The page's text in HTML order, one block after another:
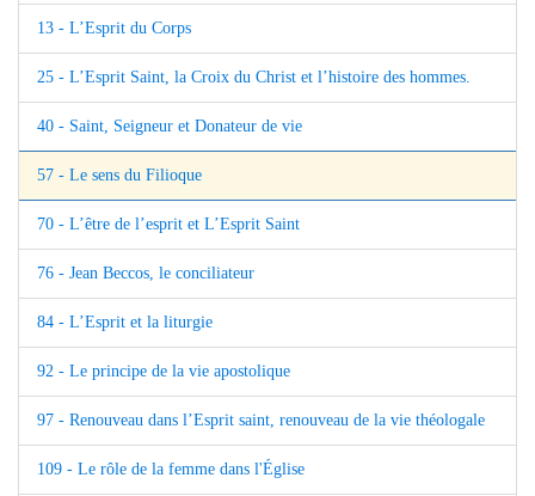
13 - L’Esprit du Corps
25 - L’Esprit Saint, la Croix du Christ et l’histoire des hommes.
40 - Saint, Seigneur et Donateur de vie
57 - Le sens du Filioque
70 - L’être de l’esprit et L’Esprit Saint
76 - Jean Beccos, le conciliateur
84 - L’Esprit et la liturgie
92 - Le principe de la vie apostolique
97 - Renouveau dans l’Esprit saint, renouveau de la vie théologale
109 - Le rôle de la femme dans l'Église